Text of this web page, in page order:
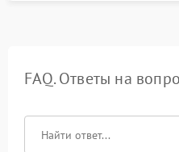
FAQ. Ответы на